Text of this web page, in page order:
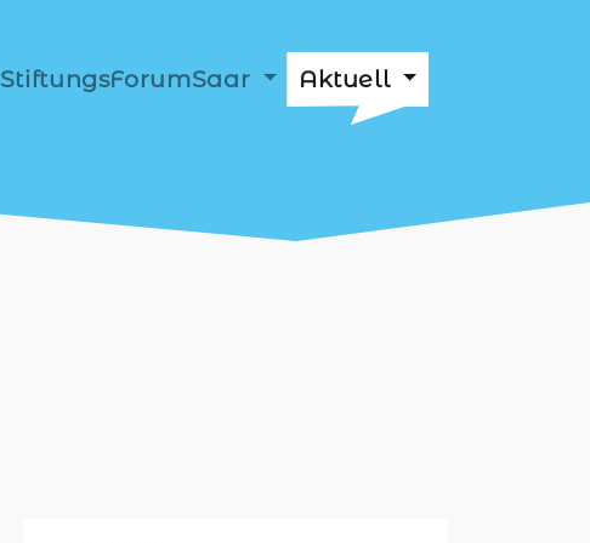
StiftungsForumSaar Aktuell